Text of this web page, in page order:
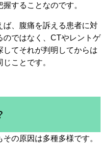
することなのです。
ば、腹痛を訴える患者に対
のではなく、CTやレントゲ
してそれが判明してからは
ことです。
の原因は多種多様です。